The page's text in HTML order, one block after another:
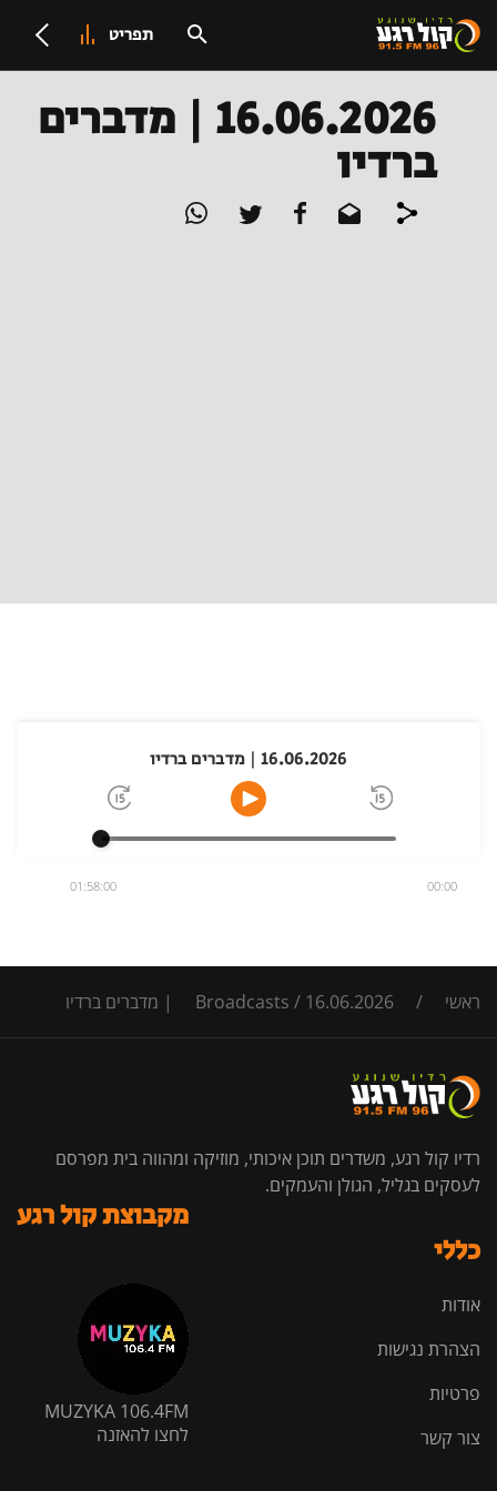
תפריט
16.06.2026 | מדברים
ברדיו
16.06.2026 | מדברים ברדיו
00:00
01:58:00
ראשי /
Broadcasts / 16.06.2026 | מדברים ברדיו
רדיו קול רגע, משדרים תוכן איכותי, מוזיקה ומהווה בית מפרסם
לעסקים בגליל, הגולן והעמקים.
כללי
אודות
הצהרת נגישות
פרטיות
צור קשר
מקבוצת קול רגע
MUZYKA 106.4FM
לחצו להאזנה